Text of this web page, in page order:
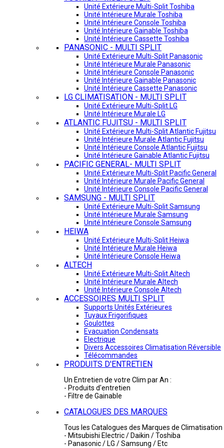
Unité Extérieure Multi-Split Toshiba
Unité Intérieure Murale Toshiba
Unité Intérieure Console Toshiba
Unité Intérieure Gainable Toshiba
Unité Intérieure Cassette Toshiba
PANASONIC - MULTI SPLIT
Unité Extérieure Multi-Split Panasonic
Unité Intérieure Murale Panasonic
Unité Intérieure Console Panasonic
Unité Intérieure Gainable Panasonic
Unité Intérieure Cassette Panasonic
LG CLIMATISATION - MULTI SPLIT
Unité Extérieure Multi-Split LG
Unité Intérieure Murale LG
ATLANTIC FUJITSU - MULTI SPLIT
Unité Extérieure Multi-Split Atlantic Fujitsu
Unité Intérieure Murale Atlantic Fujitsu
Unité Intérieure Console Atlantic Fujitsu
Unité Intérieure Gainable Atlantic Fujitsu
PACIFIC GENERAL- MULTI SPLIT
Unité Extérieure Multi-Split Pacific General
Unité Intérieure Murale Pacific General
Unité Intérieure Console Pacific General
SAMSUNG - MULTI SPLIT
Unité Extérieure Multi-Split Samsung
Unité Intérieure Murale Samsung
Unité Intérieure Console Samsung
HEIWA
Unité Extérieure Multi-Split Heiwa
Unité Intérieure Murale Heiwa
Unité Intérieure Console Heiwa
ALTECH
Unité Extérieure Multi-Split Altech
Unité Intérieure Murale Altech
Unité Intérieure Console Altech
ACCESSOIRES MULTI SPLIT
Supports Unités Extérieures
Tuyaux Frigorifiques
Goulottes
Evacuation Condensats
Electrique
Divers Accessoires Climatisation Réversible
Télécommandes
PRODUITS D'ENTRETIEN
Un Entretien de votre Clim par An :
- Produits d'entretien
- Filtre de Gainable
CATALOGUES DES MARQUES
Tous les Catalogues des Marques de Climatisation
- Mitsubishi Electric / Daikin / Toshiba
- Panasonic / LG / Samsung / Etc